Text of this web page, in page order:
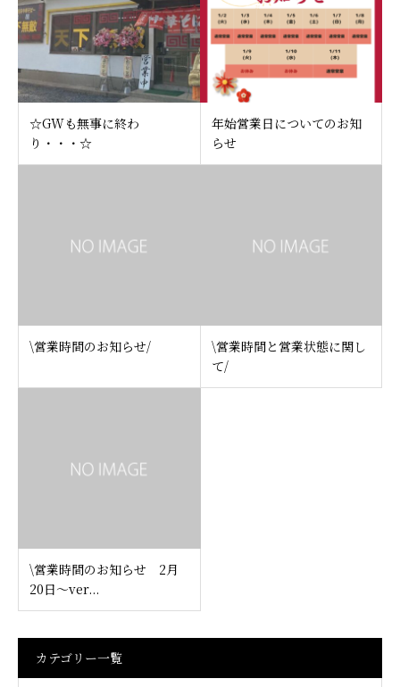
☆GWも無事に終わ
り・・・☆
年始営業日についてのお知
らせ
\営業時間のお知らせ/
\営業時間と営業状態に関し
て/
\営業時間のお知らせ 2月
20日～ver...
カテゴリー一覧